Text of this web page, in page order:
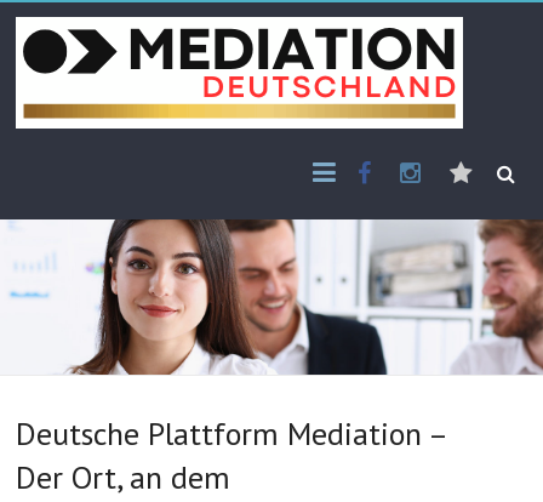
Skip
content
Mail
Deutsche Plattform Mediation –
Der Ort, an dem